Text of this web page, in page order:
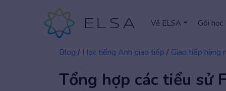
Về ELSA Gói học
Blog / Học tiếng Anh giao tiếp / Giao tiếp hàng
Tổng hợp các tiểu sử